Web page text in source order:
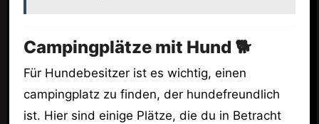
Campingplätze mit Hund 🐕
Für Hundebesitzer ist es wichtig, einen
campingplatz zu finden, der hundefreundlich
ist. Hier sind einige Plätze, die du in Betracht